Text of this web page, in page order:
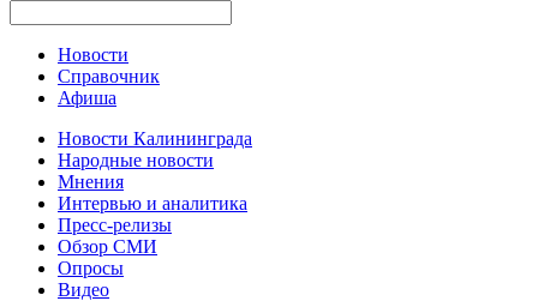
Новости
Справочник
Афиша
Новости Калининграда
Народные новости
Мнения
Интервью и аналитика
Пресс-релизы
Обзор СМИ
Опросы
Видео